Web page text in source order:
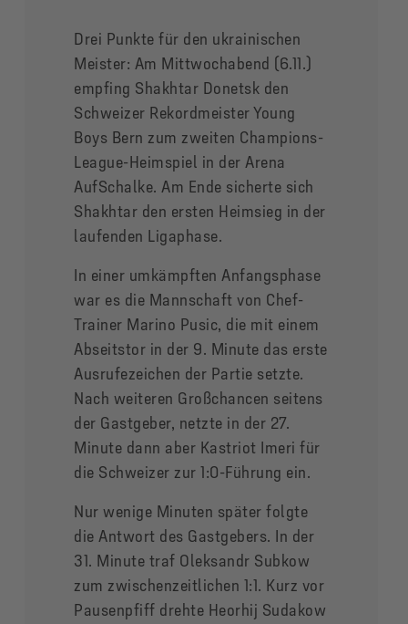
Drei Punkte für den ukrainischen
Meister: Am Mittwochabend (6.11.)
empfing Shakhtar Donetsk den
Schweizer Rekordmeister Young
Boys Bern zum zweiten Champions-
League-Heimspiel in der Arena
AufSchalke. Am Ende sicherte sich
Shakhtar den ersten Heimsieg in der
laufenden Ligaphase.
In einer umkämpften Anfangsphase
war es die Mannschaft von Chef-
Trainer Marino Pusic, die mit einem
Abseitstor in der 9. Minute das erste
Ausrufezeichen der Partie setzte.
Nach weiteren Großchancen seitens
der Gastgeber, netzte in der 27.
Minute dann aber Kastriot Imeri für
die Schweizer zur 1:0-Führung ein.
Nur wenige Minuten später folgte
die Antwort des Gastgebers. In der
31. Minute traf Oleksandr Subkow
zum zwischenzeitlichen 1:1. Kurz vor
Pausenpfiff drehte Heorhij Sudakow